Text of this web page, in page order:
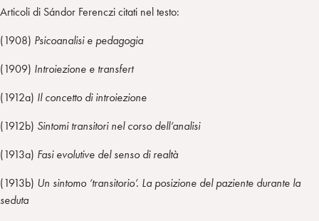
Articoli di Sándor Ferenczi citati nel testo:
(1908) Psicoanalisi e pedagogia
(1909) Introiezione e transfert
(1912a) Il concetto di introiezione
(1912b) Sintomi transitori nel corso dell’analisi
(1913a) Fasi evolutive del senso di realtà
(1913b) Un sintomo ‘transitorio’. La posizione del paziente durante la
seduta